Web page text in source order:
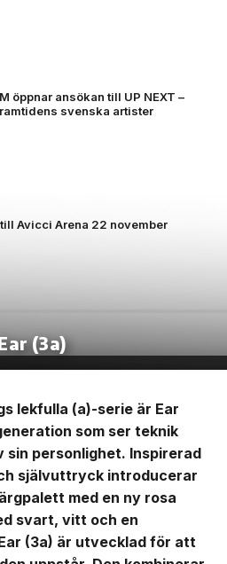
öppnar ansökan till UP NEXT –
svenska artister
Avicci Arena 22 november
(3a)
lekfulla (a)-serie är Ear
som ser teknik
sin personlighet. Inspirerad
självuttryck introducerar
med en ny rosa
svart, vitt och en
(3a) är utvecklad för att